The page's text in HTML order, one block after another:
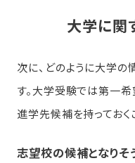
大学に関
次に、どのように大学
す。大学受験では第一
進学先候補を持っておく
志望校の候補となり